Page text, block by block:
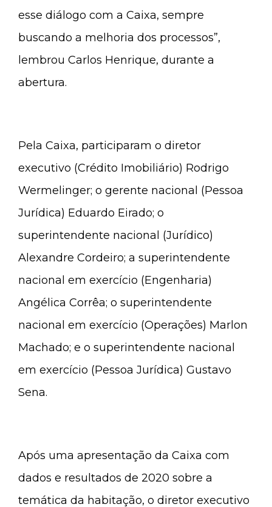
esse diálogo com a Caixa, sempre
buscando a melhoria dos processos”,
lembrou Carlos Henrique, durante a
abertura.
Pela Caixa, participaram o diretor
executivo (Crédito Imobiliário) Rodrigo
Wermelinger; o gerente nacional (Pessoa
Jurídica) Eduardo Eirado; o
superintendente nacional (Jurídico)
Alexandre Cordeiro; a superintendente
nacional em exercício (Engenharia)
Angélica Corrêa; o superintendente
nacional em exercício (Operações) Marlon
Machado; e o superintendente nacional
em exercício (Pessoa Jurídica) Gustavo
Sena.
Após uma apresentação da Caixa com
dados e resultados de 2020 sobre a
temática da habitação, o diretor executivo